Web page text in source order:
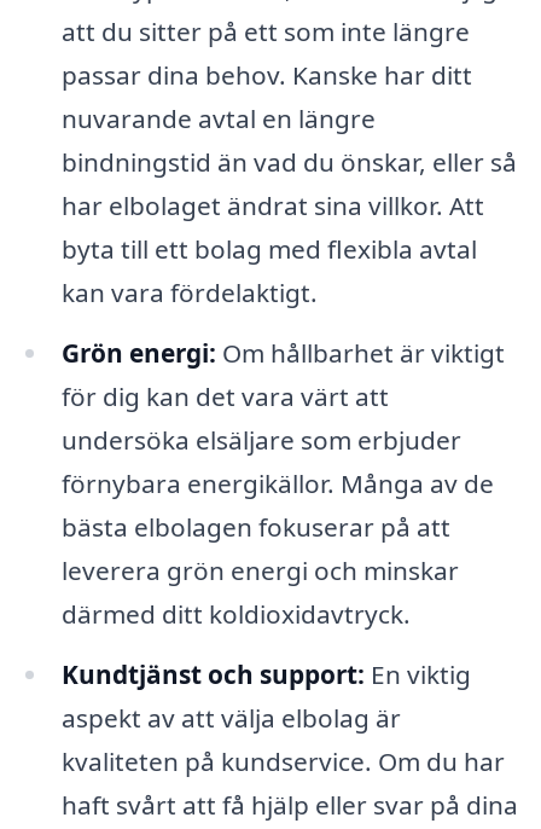
att du sitter på ett som inte längre
passar dina behov. Kanske har ditt
nuvarande avtal en längre
bindningstid än vad du önskar, eller så
har elbolaget ändrat sina villkor. Att
byta till ett bolag med flexibla avtal
kan vara fördelaktigt.
Grön energi: Om hållbarhet är viktigt
för dig kan det vara värt att
undersöka elsäljare som erbjuder
förnybara energikällor. Många av de
bästa elbolagen fokuserar på att
leverera grön energi och minskar
därmed ditt koldioxidavtryck.
Kundtjänst och support: En viktig
aspekt av att välja elbolag är
kvaliteten på kundservice. Om du har
haft svårt att få hjälp eller svar på dina